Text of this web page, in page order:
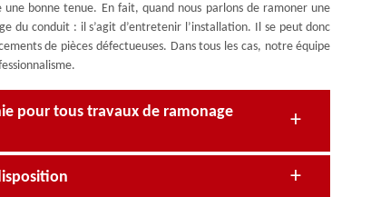
bonne tenue. En fait, quand nous parlons de ramoner une
du conduit : il s’agit d’entretenir l’installation. Il se peut donc
de pièces défectueuses. Dans tous les cas, notre équipe
pour tous travaux de ramonage